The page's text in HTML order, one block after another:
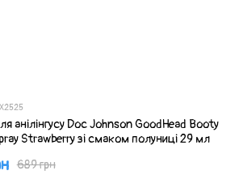
анілінгусу Doc Johnson GoodHead Booty
Strawberry зі смаком полуниці 29 мл
689 грн